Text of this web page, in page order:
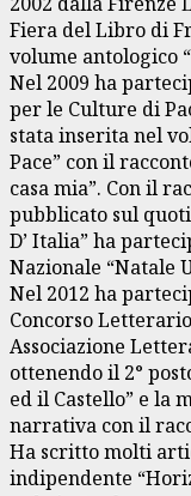
Fiera del Libro di
volume antologico
Nel 2009 ha
per le Culture di
stata inserita nel
Pace” con il
casa mia”. Con il
pubblicato sul
D’ Italia” ha
Nazionale “Natale
Nel 2012 ha
Concorso
Associazione
ottenendo il 2°
ed il Castello” e la
narrativa con il
Ha scritto molti
indipendente